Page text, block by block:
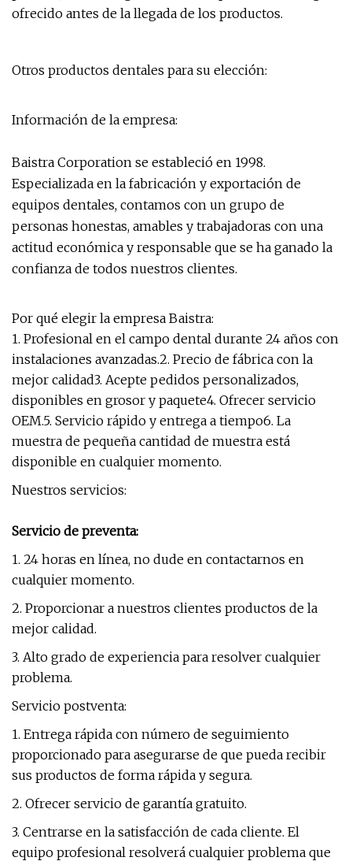
ofrecido antes de la llegada de los productos.
Otros productos dentales para su elección:
Información de la empresa:
Baistra Corporation se estableció en 1998.
Especializada en la fabricación y exportación de
equipos dentales, contamos con un grupo de
personas honestas, amables y trabajadoras con una
actitud económica y responsable que se ha ganado la
confianza de todos nuestros clientes.
Por qué elegir la empresa Baistra:
1. Profesional en el campo dental durante 24 años con
instalaciones avanzadas.2. Precio de fábrica con la
mejor calidad3. Acepte pedidos personalizados,
disponibles en grosor y paquete4. Ofrecer servicio
OEM.5. Servicio rápido y entrega a tiempo6. La
muestra de pequeña cantidad de muestra está
disponible en cualquier momento.
Nuestros servicios:
Servicio de preventa:
1. 24 horas en línea, no dude en contactarnos en
cualquier momento.
2. Proporcionar a nuestros clientes productos de la
mejor calidad.
3. Alto grado de experiencia para resolver cualquier
problema.
Servicio postventa:
1. Entrega rápida con número de seguimiento
proporcionado para asegurarse de que pueda recibir
sus productos de forma rápida y segura.
2. Ofrecer servicio de garantía gratuito.
3. Centrarse en la satisfacción de cada cliente. El
equipo profesional resolverá cualquier problema que